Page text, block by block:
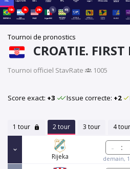
19h 1h 21h 7j 47j
Tournoi de pronostics
CROATIE. FIRST
Tournoi officiel StavRate·
1005
Score exact: +3 Issue correcte: +2
1 tour 2 tour 3 tour 4 tour
Rijeka
:
demain,